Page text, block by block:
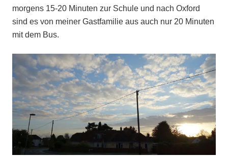
morgens 15-20 Minuten zur Schule und nach Oxford
sind es von meiner Gastfamilie aus auch nur 20 Minuten
mit dem Bus.